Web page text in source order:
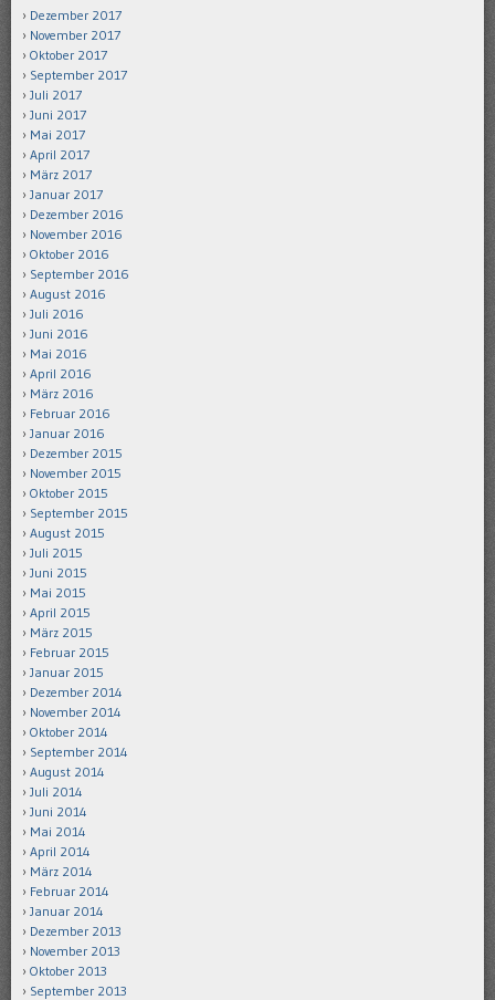
Dezember 2017
November 2017
Oktober 2017
September 2017
Juli 2017
Juni 2017
Mai 2017
April 2017
März 2017
Januar 2017
Dezember 2016
November 2016
Oktober 2016
September 2016
August 2016
Juli 2016
Juni 2016
Mai 2016
April 2016
März 2016
Februar 2016
Januar 2016
Dezember 2015
November 2015
Oktober 2015
September 2015
August 2015
Juli 2015
Juni 2015
Mai 2015
April 2015
März 2015
Februar 2015
Januar 2015
Dezember 2014
November 2014
Oktober 2014
September 2014
August 2014
Juli 2014
Juni 2014
Mai 2014
April 2014
März 2014
Februar 2014
Januar 2014
Dezember 2013
November 2013
Oktober 2013
September 2013